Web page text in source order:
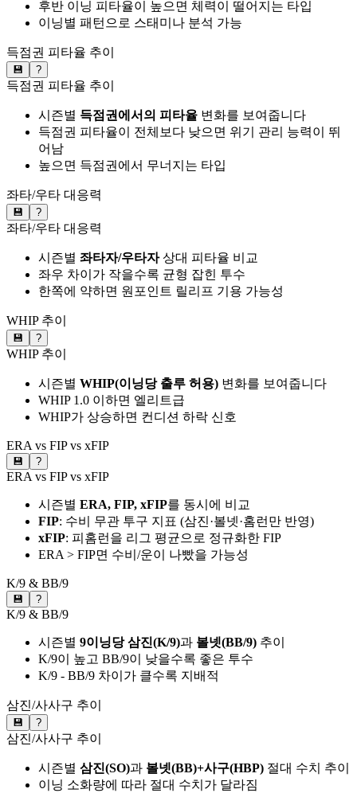
후반 이닝 피타율이 높으면 체력이 떨어지는 타입
이닝별 패턴으로 스태미나 분석 가능
득점권 피타율 추이
💾 ?
득점권 피타율 추이
시즌별 득점권에서의 피타율 변화를 보여줍니다
득점권 피타율이 전체보다 낮으면 위기 관리 능력이 뛰
어남
높으면 득점권에서 무너지는 타입
좌타/우타 대응력
💾 ?
좌타/우타 대응력
시즌별 좌타자/우타자상대 피타율 비교
좌우 차이가 작을수록 균형 잡힌 투수
한쪽에 약하면 원포인트 릴리프 기용 가능성
WHIP 추이
💾 ?
WHIP 추이
시즌별 WHIP(이닝당 출루 허용) 변화를 보여줍니다
WHIP 1.0 이하면 엘리트급
WHIP가 상승하면 컨디션 하락 신호
ERA vs FIP vs xFIP
💾 ?
ERA vs FIP vs xFIP
시즌별 ERA, FIP, xFIP를 동시에 비교
FIP: 수비 무관 투구 지표 (삼진·볼넷·홈런만 반영)
xFIP: 피홈런을 리그 평균으로 정규화한 FIP
ERA > FIP면 수비/운이 나빴을 가능성
K/9 & BB/9
💾 ?
K/9 & BB/9
시즌별 9이닝당 삼진(K/9)과 볼넷(BB/9) 추이
K/9이 높고 BB/9이 낮을수록 좋은 투수
K/9 - BB/9 차이가 클수록 지배적
삼진/사사구 추이
💾 ?
삼진/사사구 추이
시즌별 삼진(SO)과 볼넷(BB)+사구(HBP) 절대 수치 추이
이닝 소화량에 따라 절대 수치가 달라짐